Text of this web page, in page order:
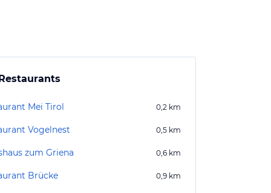
Mei Tirol 0,2 km
Vogelnest 0,5 km
zum Griena 0,6 km
Brücke 0,9 km